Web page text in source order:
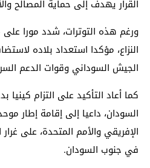
القرار يهدف إلى حماية المصالح
ورغم هذه التوترات، شدد مورا
النزاع، مؤكدا استعداد بلاده
الجيش السوداني وقوات الدعم
كما أعاد التأكيد على التزام
السودان، داعيا إلى إقامة إطار
الإفريقي والأمم المتحدة، على
في جنوب السودان.